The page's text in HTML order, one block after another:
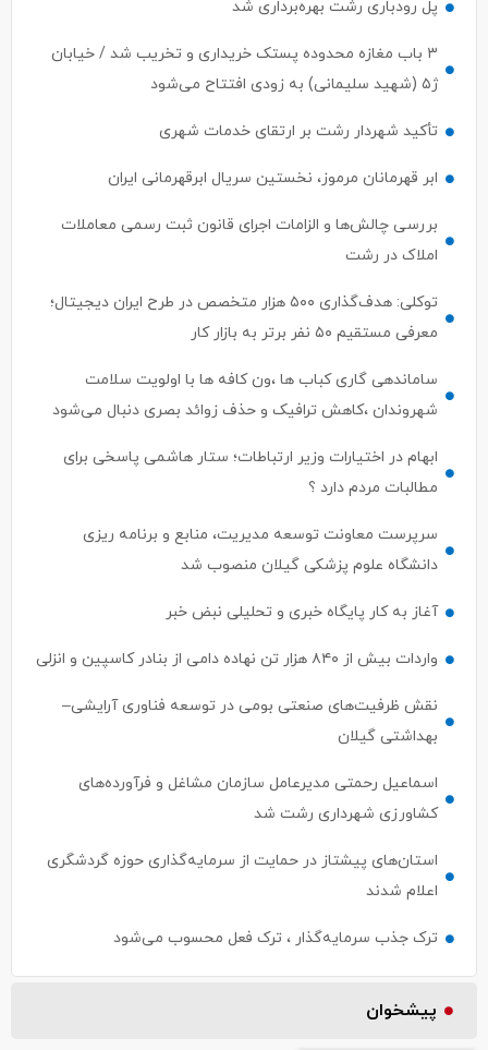
پل رودباری رشت بهره‌برداری شد
۳ باب مغازه محدوده پستک خریداری و تخریب شد / خیابان
ژ۵ (شهید سلیمانی) به زودی افتتاح می‌شود
تأکید شهردار رشت بر ارتقای خدمات شهری
ابر قهرمانان مرموز، نخستین سریال ابرقهرمانی ایران
بررسی چالش‌ها و الزامات اجرای قانون ثبت رسمی معاملات
املاک در رشت
توکلی: هدف‌گذاری ۵۰۰ هزار متخصص در طرح ایران دیجیتال؛
معرفی مستقیم ۵۰ نفر برتر به بازار کار
ساماندهی گاری کباب ها ،ون کافه ها با اولویت سلامت
شهروندان ،کاهش ترافیک و حذف زوائد بصری دنبال می‌شود
ابهام در اختیارات وزیر ارتباطات؛ ستار هاشمی پاسخی برای
مطالبات مردم دارد ؟
سرپرست معاونت توسعه مدیریت، منابع و برنامه ریزی
دانشگاه علوم پزشکی گیلان منصوب شد
آغاز به کار پایگاه خبری و تحلیلی نبض خبر
واردات بیش از ۸۴۰ هزار تن نهاده دامی از بنادر كاسپین و انزلی
نقش ظرفیت‌های صنعتی بومی در توسعه فناوری آرایشی–
بهداشتی گیلان
اسماعیل رحمتی مدیرعامل سازمان مشاغل و فرآورده‌های
کشاورزی شهرداری رشت شد
استان‌های پیشتاز در حمایت از سرمایه‌گذاری حوزه گردشگری
اعلام شدند
ترک جذب سرمایه‌گذار ، ترک فعل محسوب می‌شود
پیشخوان